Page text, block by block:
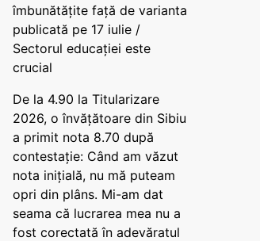
îmbunătățite față de varianta
publicată pe 17 iulie /
Sectorul educației este
crucial
De la 4.90 la Titularizare
2026, o învățătoare din Sibiu
a primit nota 8.70 după
contestație: Când am văzut
nota inițială, nu mă puteam
opri din plâns. Mi-am dat
seama că lucrarea mea nu a
fost corectată în adevăratul